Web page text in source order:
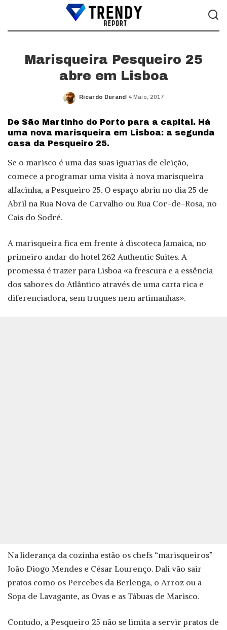
Marisqueira Pesqueiro 25
abre em Lisboa
Posted
Ricardo Durand 4 Maio, 2017
De São Martinho do Porto para a capital. Há
uma nova marisqueira em Lisboa: a segunda
casa da Pesqueiro 25.
Se o marisco é uma das suas iguarias de eleição,
comece a programar uma visita à nova marisqueira
alfacinha, a Pesqueiro 25. O espaço abriu no dia 25 de
Abril na Rua Nova de Carvalho ou Rua Cor-de-Rosa, no
Cais do Sodré.
A marisqueira fica em frente à discoteca Jamaica, no
primeiro andar do hotel 262 Authentic Suites. A
promessa é trazer para Lisboa «a frescura e a essência
dos sabores do Atlântico através de uma carta rica e
diferenciadora, sem truques nem artimanhas».
Na liderança da cozinha estão os chefs “marisqueiros”
João Diogo Mendes e César Lourenço. Dali vão sair
pratos como os Percebes da Berlenga, o Arroz ou a
Sopa de Lavagante, as Ovas e as Tábuas de Marisco.
Contudo, a Pesqueiro 25 não se limita a servir pratos de